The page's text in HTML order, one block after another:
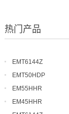
热门产品
EMT6144Z
EMT50HDP
EM55HHR
EM45HHR